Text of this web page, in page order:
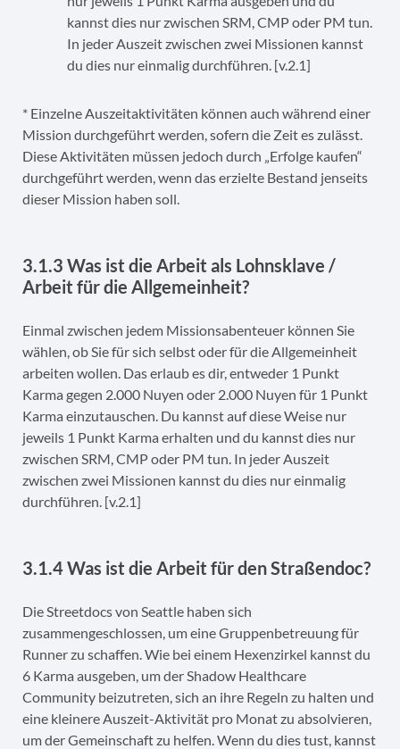
kannst dies nur zwischen SRM, CMP oder PM tun.
In jeder Auszeit zwischen zwei Missionen kannst
du dies nur einmalig durchführen. [v.2.1]
* Einzelne Auszeitaktivitäten können auch während einer
Mission durchgeführt werden, sofern die Zeit es zulässt.
Diese Aktivitäten müssen jedoch durch „Erfolge kaufen“
durchgeführt werden, wenn das erzielte Bestand jenseits
dieser Mission haben soll.
3.1.3 Was ist die Arbeit als Lohnsklave /
Arbeit für die Allgemeinheit?
Einmal zwischen jedem Missionsabenteuer können Sie
wählen, ob Sie für sich selbst oder für die Allgemeinheit
arbeiten wollen. Das erlaub es dir, entweder 1 Punkt
Karma gegen 2.000 Nuyen oder 2.000 Nuyen für 1 Punkt
Karma einzutauschen. Du kannst auf diese Weise nur
jeweils 1 Punkt Karma erhalten und du kannst dies nur
zwischen SRM, CMP oder PM tun. In jeder Auszeit
zwischen zwei Missionen kannst du dies nur einmalig
durchführen. [v.2.1]
3.1.4 Was ist die Arbeit für den Straßendoc?
Die Streetdocs von Seattle haben sich
zusammengeschlossen, um eine Gruppenbetreuung für
Runner zu schaffen. Wie bei einem Hexenzirkel kannst du
6 Karma ausgeben, um der Shadow Healthcare
Community beizutreten, sich an ihre Regeln zu halten und
eine kleinere Auszeit-Aktivität pro Monat zu absolvieren,
um der Gemeinschaft zu helfen. Wenn du dies tust, kannst